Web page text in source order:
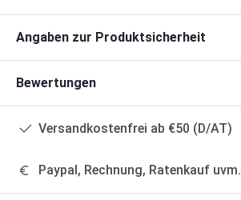
Angaben zur Produktsicherheit
Bewertungen
Versandkostenfrei ab €50 (D/AT)
Paypal, Rechnung, Ratenkauf uvm.